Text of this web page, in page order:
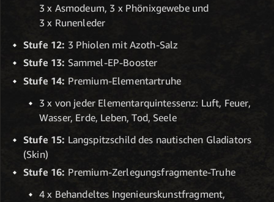
3 x Asmodeum, 3 x Phönixgewebe und
3 x Runenleder
Stufe 12: 3 Phiolen mit Azoth-Salz
Stufe 13: Sammel-EP-Booster
Stufe 14: Premium-Elementartruhe
3 x von jeder Elementarquintessenz: Luft, Feuer,
Wasser, Erde, Leben, Tod, Seele
Stufe 15: Langspitzschild des nautischen Gladiators
(Skin)
Stufe 16: Premium-Zerlegungsfragmente-Truhe
4 x Behandeltes Ingenieurskunstfragment,